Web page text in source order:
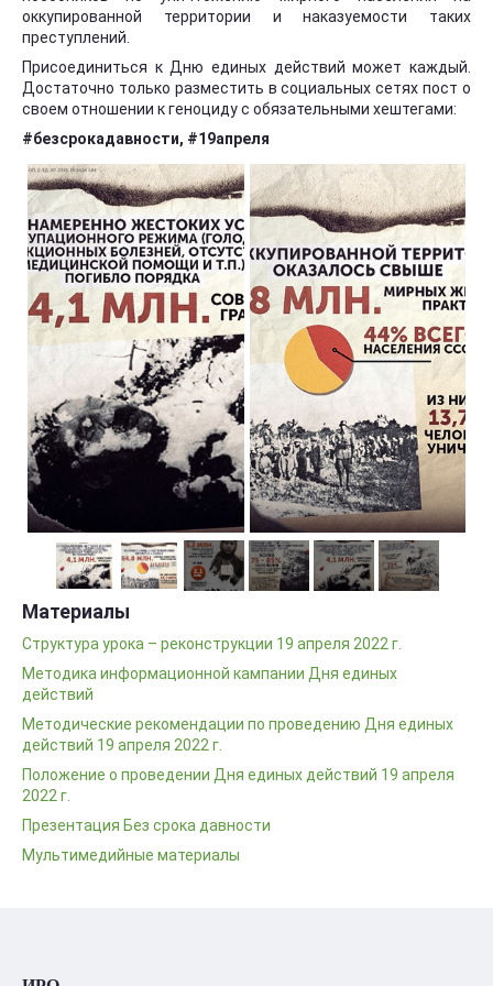
оккупированной территории и наказуемости таких
преступлений.
Присоединиться к Дню единых действий может каждый.
Достаточно только разместить в социальных сетях пост о
своем отношении к геноциду с обязательными хештегами:
#безсрокадавности, #19апреля
Материалы
Структура урока – реконструкции 19 апреля 2022 г.
Методика информационной кампании Дня единых
действий
Методические рекомендации по проведению Дня единых
действий 19 апреля 2022 г.
Положение о проведении Дня единых действий 19 апреля
2022 г.
Презентация Без срока давности
Мультимедийные материалы